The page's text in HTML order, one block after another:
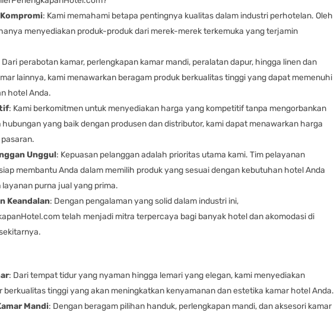
: Kami memahami betapa pentingnya kualitas dalam industri perhotelan. Oleh
menyediakan produk-produk dari merek-merek terkemuka yang terjamin
Dari perabotan kamar, perlengkapan kamar mandi, peralatan dapur, hingga linen dan
lainnya, kami menawarkan beragam produk berkualitas tinggi yang dapat memenuhi
hotel Anda.
: Kami berkomitmen untuk menyediakan harga yang kompetitif tanpa mengorbankan
hubungan yang baik dengan produsen dan distributor, kami dapat menawarkan harga
Unggul: Kepuasan pelanggan adalah prioritas utama kami. Tim pelayanan
membantu Anda dalam memilih produk yang sesuai dengan kebutuhan hotel Anda
purna jual yang prima.
Keandalan: Dengan pengalaman yang solid dalam industri ini,
telah menjadi mitra terpercaya bagi banyak hotel dan akomodasi di
: Dari tempat tidur yang nyaman hingga lemari yang elegan, kami menyediakan
berkualitas tinggi yang akan meningkatkan kenyamanan dan estetika kamar hotel Anda.
Mandi: Dengan beragam pilihan handuk, perlengkapan mandi, dan aksesori kamar